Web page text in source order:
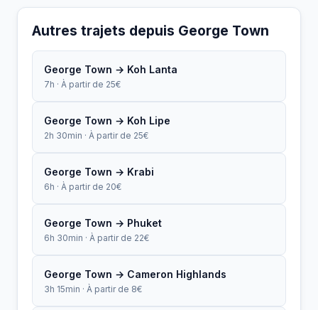
Autres trajets depuis George Town
George Town → Koh Lanta
7h · À partir de 25€
George Town → Koh Lipe
2h 30min · À partir de 25€
George Town → Krabi
6h · À partir de 20€
George Town → Phuket
6h 30min · À partir de 22€
George Town → Cameron Highlands
3h 15min · À partir de 8€